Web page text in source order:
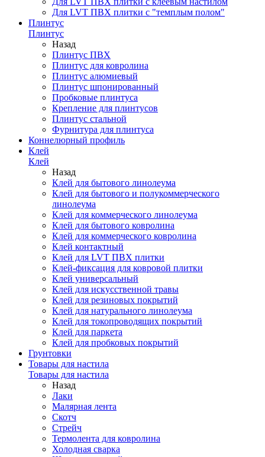
Для LVT ПВХ плитки с "темплым полом"
Плинтус
Плинтус
Назад
Плинтус ПВХ
Плинтус для ковролина
Плинтус алюмиевый
Плинтус шпонированный
Пробковые плинтуса
Крепление для плинтусов
Плинтус стальной
Фурнитура для плинтуса
Коннелюрный профиль
Клей
Клей
Назад
Клей для бытового линолеума
Клей для бытового и полукоммерческого
линолеума
Клей для коммерческого линолеума
Клей для бытового ковролина
Клей для коммерческого ковролина
Клей контактный
Клей для LVT ПВХ плитки
Клей-фиксация для ковровой плитки
Клей универсальный
Клей для искусственной травы
Клей для резиновых покрытий
Клей для натурального линолеума
Клей для токопроводящих покрытий
Клей для паркета
Клей для пробковых покрытий
Грунтовки
Товары для настила
Товары для настила
Назад
Лаки
Малярная лента
Скотч
Стрейч
Термолента для ковролина
Холодная сварка